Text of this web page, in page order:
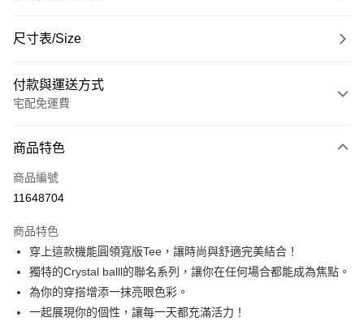
尺寸表/Size
付款與運送方式
宅配免運費
信用卡一次付款
超商取貨付款
Apple Pay
悠遊付
Google Pay
商品特色
商品編號
11648704
商品特色
穿上這款機能圓領寬版Tee，讓時尚與舒適完美結合！
獨特的Crystal balll的聯名系列，讓你在任何場合都能成為焦點。
為你的穿搭增添一抹亮眼色彩。
一起展現你的個性，讓每一天都充滿活力！